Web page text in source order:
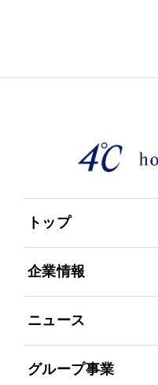
トップ
企業情報
ニュース
グループ事業